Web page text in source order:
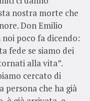
nostra morte che
Don Emilio
poco fa dicendo:
fede se siamo dei
alla vita”.
cercato di
persona che ha già